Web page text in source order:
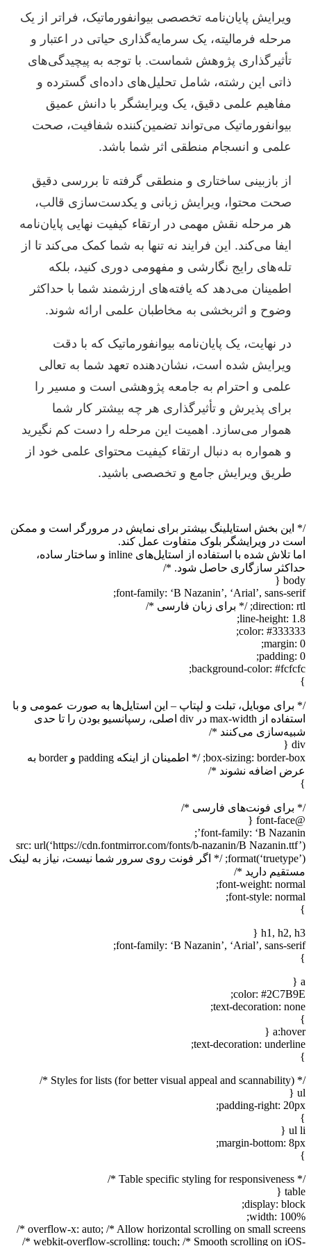
ویرایش پایان‌نامه تخصصی بیوانفورماتیک، فراتر از یک
مرحله فرمالیته، یک سرمایه‌گذاری حیاتی در اعتبار و
تأثیرگذاری پژوهش شماست. با توجه به پیچیدگی‌های
ذاتی این رشته، شامل تحلیل‌های داده‌ای گسترده و
مفاهیم علمی دقیق، یک ویرایشگر با دانش عمیق
بیوانفورماتیک می‌تواند تضمین‌کننده شفافیت، صحت
علمی و انسجام منطقی اثر شما باشد.
از بازبینی ساختاری و منطقی گرفته تا بررسی دقیق
صحت محتوا، ویرایش زبانی و یکدست‌سازی قالب،
هر مرحله نقش مهمی در ارتقاء کیفیت نهایی پایان‌نامه
ایفا می‌کند. این فرایند نه تنها به شما کمک می‌کند تا از
تله‌های رایج نگارشی و مفهومی دوری کنید، بلکه
اطمینان می‌دهد که یافته‌های ارزشمند شما با حداکثر
وضوح و اثربخشی به مخاطبان علمی ارائه شوند.
در نهایت، یک پایان‌نامه بیوانفورماتیک که با دقت
ویرایش شده است، نشان‌دهنده تعهد شما به تعالی
علمی و احترام به جامعه پژوهشی است و مسیر را
برای پذیرش و تأثیرگذاری هر چه بیشتر کار شما
هموار می‌سازد. اهمیت این مرحله را دست کم نگیرید
و همواره به دنبال ارتقاء کیفیت محتوای علمی خود از
طریق ویرایش جامع و تخصصی باشید.
/* این بخش استایلینگ بیشتر برای نمایش در مرورگر است و ممکن
است در ویرایشگر بلوک متفاوت عمل کند.
اما تلاش شده با استفاده از استایل‌های inline و ساختار ساده،
حداکثر سازگاری حاصل شود. */
body {
font-family: ‘B Nazanin’, ‘Arial’, sans-serif;
direction: rtl; /* برای زبان فارسی */
line-height: 1.8;
color: #333333;
margin: 0;
padding: 0;
background-color: #fcfcfc;
}
/* برای موبایل، تبلت و لپتاپ – این استایل‌ها به صورت عمومی و با
استفاده از max-width در div اصلی، رسپانسیو بودن را تا حدی
شبیه‌سازی می‌کنند */
div {
box-sizing: border-box; /* اطمینان از اینکه padding و border به
عرض اضافه نشوند */
}
/* برای فونت‌های فارسی */
@font-face {
font-family: ‘B Nazanin’;
src: url(‘https://cdn.fontmirror.com/fonts/b-nazanin/B Nazanin.ttf’)
format(‘truetype’); /* اگر فونت روی سرور شما نیست، نیاز به لینک
مستقیم دارید */
font-weight: normal;
font-style: normal;
}
h1, h2, h3 {
font-family: ‘B Nazanin’, ‘Arial’, sans-serif;
}
a {
color: #2C7B9E;
text-decoration: none;
}
a:hover {
text-decoration: underline;
}
/* Styles for lists (for better visual appeal and scannability) */
ul {
padding-right: 20px;
}
ul li {
margin-bottom: 8px;
}
/* Table specific styling for responsiveness */
table {
display: block;
width: 100%;
overflow-x: auto; /* Allow horizontal scrolling on small screens */
-webkit-overflow-scrolling: touch; /* Smooth scrolling on iOS */